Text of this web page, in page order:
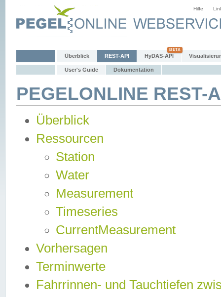
Hilfe
Überblick REST-API HyDAS-API
User's Guide Dokumentation
PEGELONLINE
Überblick
Ressourcen
Station
Water
Measurement
Timeseries
CurrentMeasurement
Vorhersagen
Terminwerte
Fahrrinnen- und Tauchtiefen